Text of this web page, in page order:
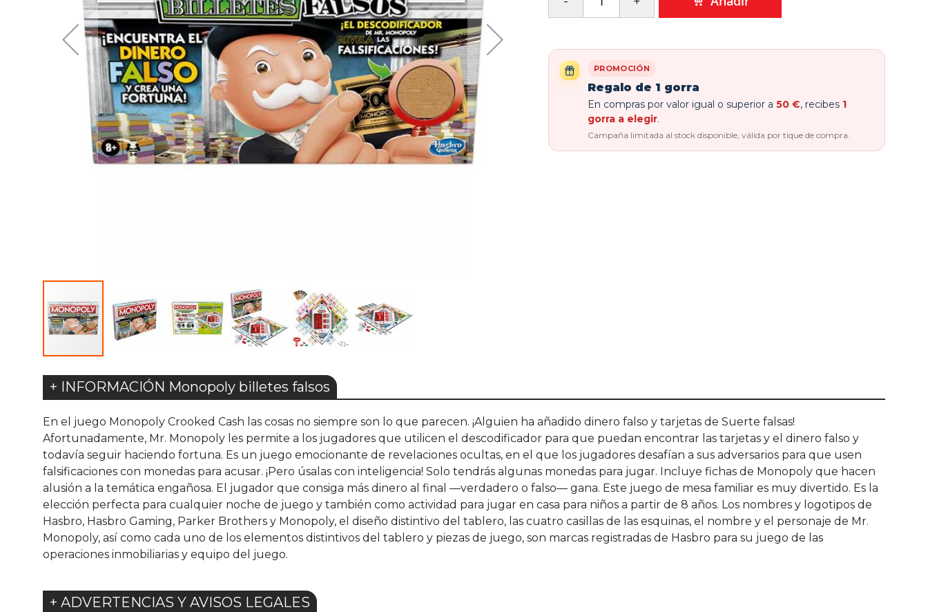
PROMOCIÓN
Regalo de 1 gorra
En compras por valor igual o superior a 50 €, recibes 1
gorra a elegir.
Campaña limitada al stock disponible, válida por tique de compra.
+ INFORMACIÓN Monopoly billetes falsos
En el juego Monopoly Crooked Cash las cosas no siempre son lo que parecen. ¡Alguien ha añadido dinero falso y tarjetas de Suerte falsas!
Afortunadamente, Mr. Monopoly les permite a los jugadores que utilicen el descodificador para que puedan encontrar las tarjetas y el dinero falso y
todavía seguir haciendo fortuna. Es un juego emocionante de revelaciones ocultas, en el que los jugadores desafían a sus adversarios para que usen
falsificaciones con monedas para acusar. ¡Pero úsalas con inteligencia! Solo tendrás algunas monedas para jugar. Incluye fichas de Monopoly que hacen
alusión a la temática engañosa. El jugador que consiga más dinero al final —verdadero o falso— gana. Este juego de mesa familiar es muy divertido. Es la
elección perfecta para cualquier noche de juego y también como actividad para jugar en casa para niños a partir de 8 años. Los nombres y logotipos de
Hasbro, Hasbro Gaming, Parker Brothers y Monopoly, el diseño distintivo del tablero, las cuatro casillas de las esquinas, el nombre y el personaje de Mr.
Monopoly, así como cada uno de los elementos distintivos del tablero y piezas de juego, son marcas registradas de Hasbro para su juego de las
operaciones inmobiliarias y equipo del juego.
+ ADVERTENCIAS Y AVISOS LEGALES